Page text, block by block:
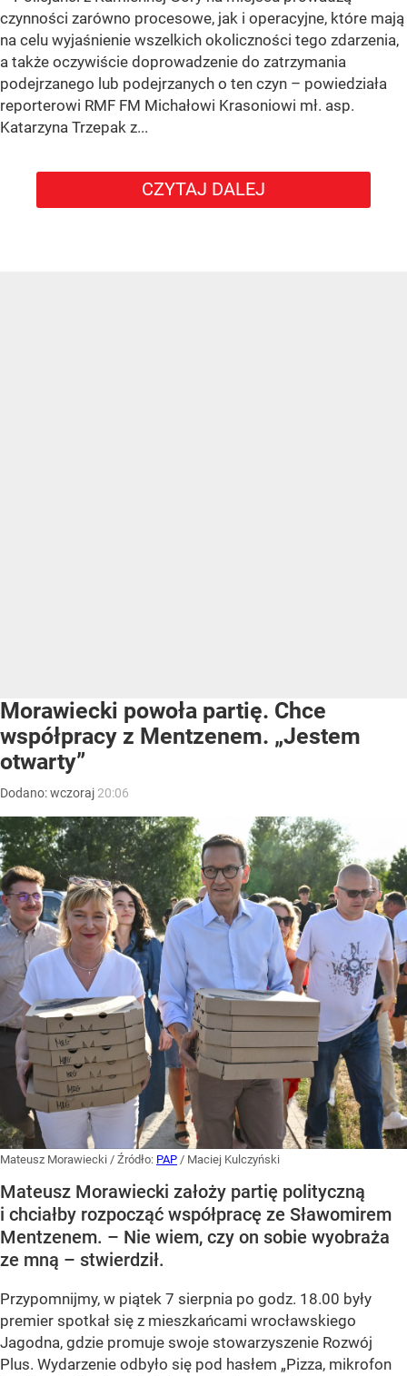
czynności zarówno procesowe, jak i operacyjne, które mają
na celu wyjaśnienie wszelkich okoliczności tego zdarzenia,
a także oczywiście doprowadzenie do zatrzymania
podejrzanego lub podejrzanych o ten czyn – powiedziała
reporterowi RMF FM Michałowi Krasoniowi mł. asp.
Katarzyna Trzepak z...
CZYTAJ DALEJ
Morawiecki powoła partię. Chce
współpracy z Mentzenem. „Jestem
otwarty”
Dodano:wczoraj 20:06
Mateusz Morawiecki / Źródło: PAP / Maciej Kulczyński
Mateusz Morawiecki założy partię polityczną
i chciałby rozpocząć współpracę ze Sławomirem
Mentzenem. – Nie wiem, czy on sobie wyobraża
ze mną – stwierdził.
Przypomnijmy, w piątek 7 sierpnia po godz. 18.00 były
premier spotkał się z mieszkańcami wrocławskiego
Jagodna, gdzie promuje swoje stowarzyszenie Rozwój
Plus. Wydarzenie odbyło się pod hasłem „Pizza, mikrofon